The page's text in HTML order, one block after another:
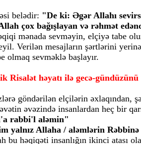
belədir: "De ki: Əgər Allahı
Allah çox bağışlayan və rəhmət
mənada sevməyin, elçiyə tabe
Verilən mesajların şərtlərini
olmaq sevməklə başlayır.
Risalət həyatı ilə gecə-
göndərilən elçilərin
əvəzində insanlardan heç bir
rabbi'l aləmin"
yalnız Allaha / aləmlərin
bu həqiqəti insanlığın ikinci atası